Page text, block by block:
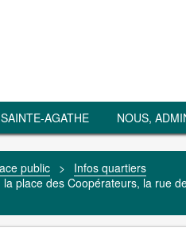
AGATHE NOUS,
public >
Infos quartiers
place des Coopérateurs, la rue